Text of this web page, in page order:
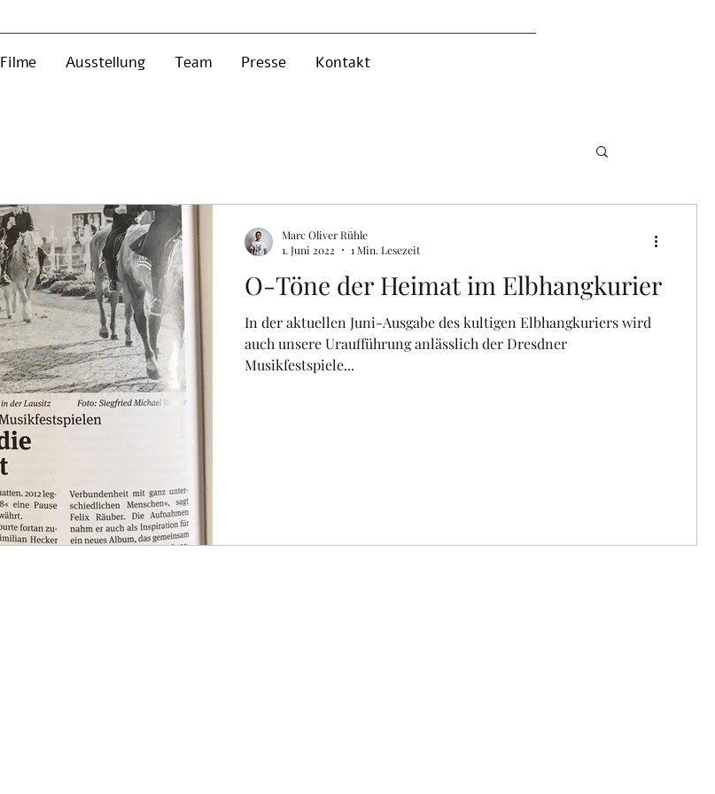
Filme Ausstellung Team Presse Kontakt
O-Töne der Heimat im Elbhangkurier
In der aktuellen Juni-Ausgabe des kultigen Elbhangkuriers wird
auch unsere Uraufführung anlässlich der Dresdner
Musikfestspiele...
Marc Oliver Rühle
1. Juni 2022
1 Min. Lesezeit